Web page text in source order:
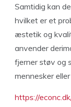
Samtidig kan
hvilket er et
æstetik og
anvender
fjerner støv og
mennesker
https://